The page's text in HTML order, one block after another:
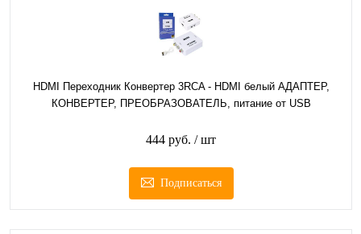
HDMI Переходник Конвертер 3RCA - HDMI белый АДАПТЕР,
КОНВЕРТЕР, ПРЕОБРАЗОВАТЕЛЬ, питание от USB
444 руб. / шт
Подписаться